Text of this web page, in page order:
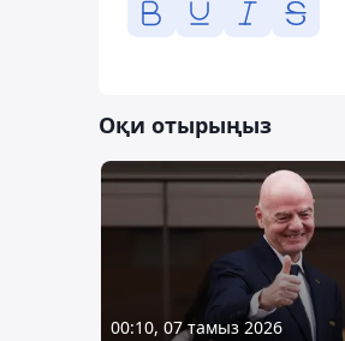
Оқи отырыңыз
00:10, 07 тамыз 2026